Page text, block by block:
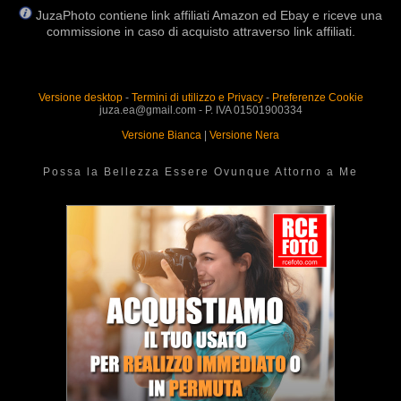
JuzaPhoto contiene link affiliati Amazon ed Ebay e riceve una
commissione in caso di acquisto attraverso link affiliati.
Versione desktop- Termini di utilizzo e Privacy- Preferenze Cookie
juza.ea@gmail.com - P. IVA 01501900334
Versione Bianca
Versione Nera
Possa la Bellezza Essere Ovunque Attorno a Me